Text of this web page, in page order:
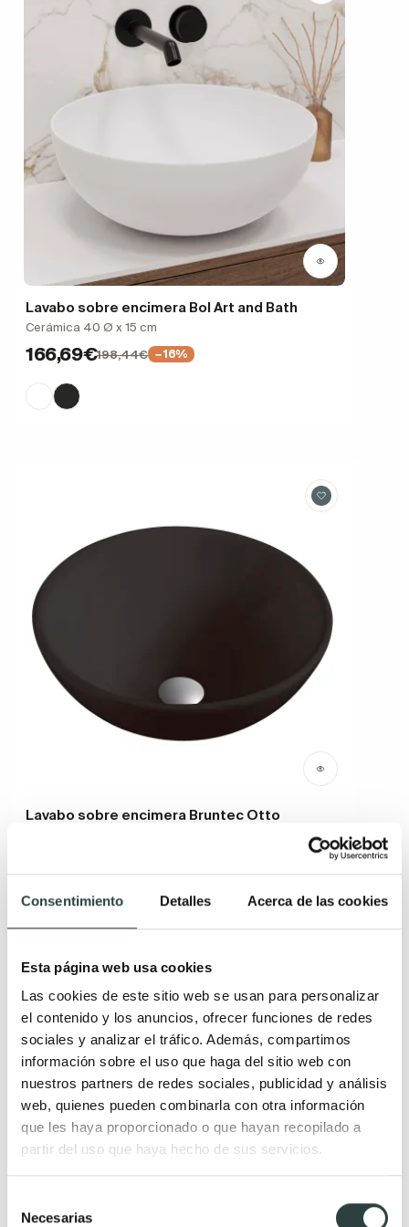
Consentimiento Detalles Acerca de las cookies
Esta página web usa cookies
Las cookies de este sitio web se usan para personalizar
el contenido y los anuncios, ofrecer funciones de redes
sociales y analizar el tráfico. Además, compartimos
información sobre el uso que haga del sitio web con
nuestros partners de redes sociales, publicidad y análisis
web, quienes pueden combinarla con otra información
que les haya proporcionado o que hayan recopilado a
partir del uso que haya hecho de sus servicios.
Necesarias
Lavabo sobre encimera Bol Art and Bath
Cerámica 40 Ø x 15 cm
166,69€198,44€ −16%
Lavabo sobre encimera Bruntec Otto